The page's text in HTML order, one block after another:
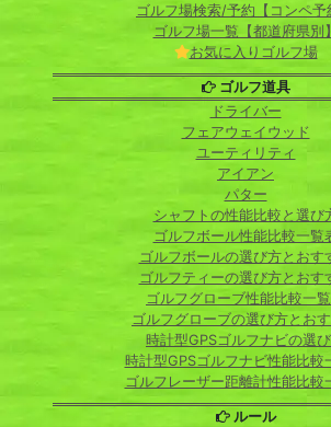
ゴルフ場検索/予約【コンペ予
ゴルフ場一覧【都道府県別】
お気に入りゴルフ場
ゴルフ道具
ドライバー
フェアウェイウッド
ユーティリティ
アイアン
パター
シャフトの性能比較と選び
ゴルフボール性能比較一覧
ゴルフボールの選び方とおす
ゴルフティーの選び方とおす
ゴルフグローブ性能比較一
ゴルフグローブの選び方とお
時計型GPSゴルフナビの選
時計型GPSゴルフナビ性能比較
ゴルフレーザー距離計性能比較
ルール